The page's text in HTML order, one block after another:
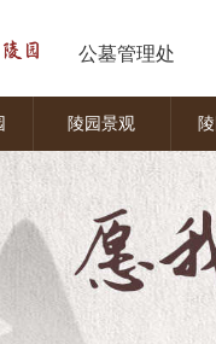
公墓管理处
陵园景观